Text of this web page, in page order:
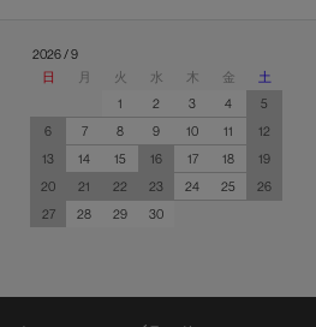
2026 / 9
日
月 火 水 木 金
土
1
2 3 4
5
6
7 8 9 10 11
12
13
14 15 16 17 18
19
20
21 22 23 24 25
26
27
28 29 30